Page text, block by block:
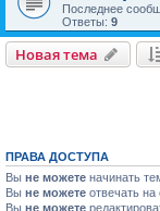
Последнее
Ответы: 9
Новая тема
ПРАВА ДОСТУПА
Вы не можете начинать
Вы не можете отвечать
Вы не можете